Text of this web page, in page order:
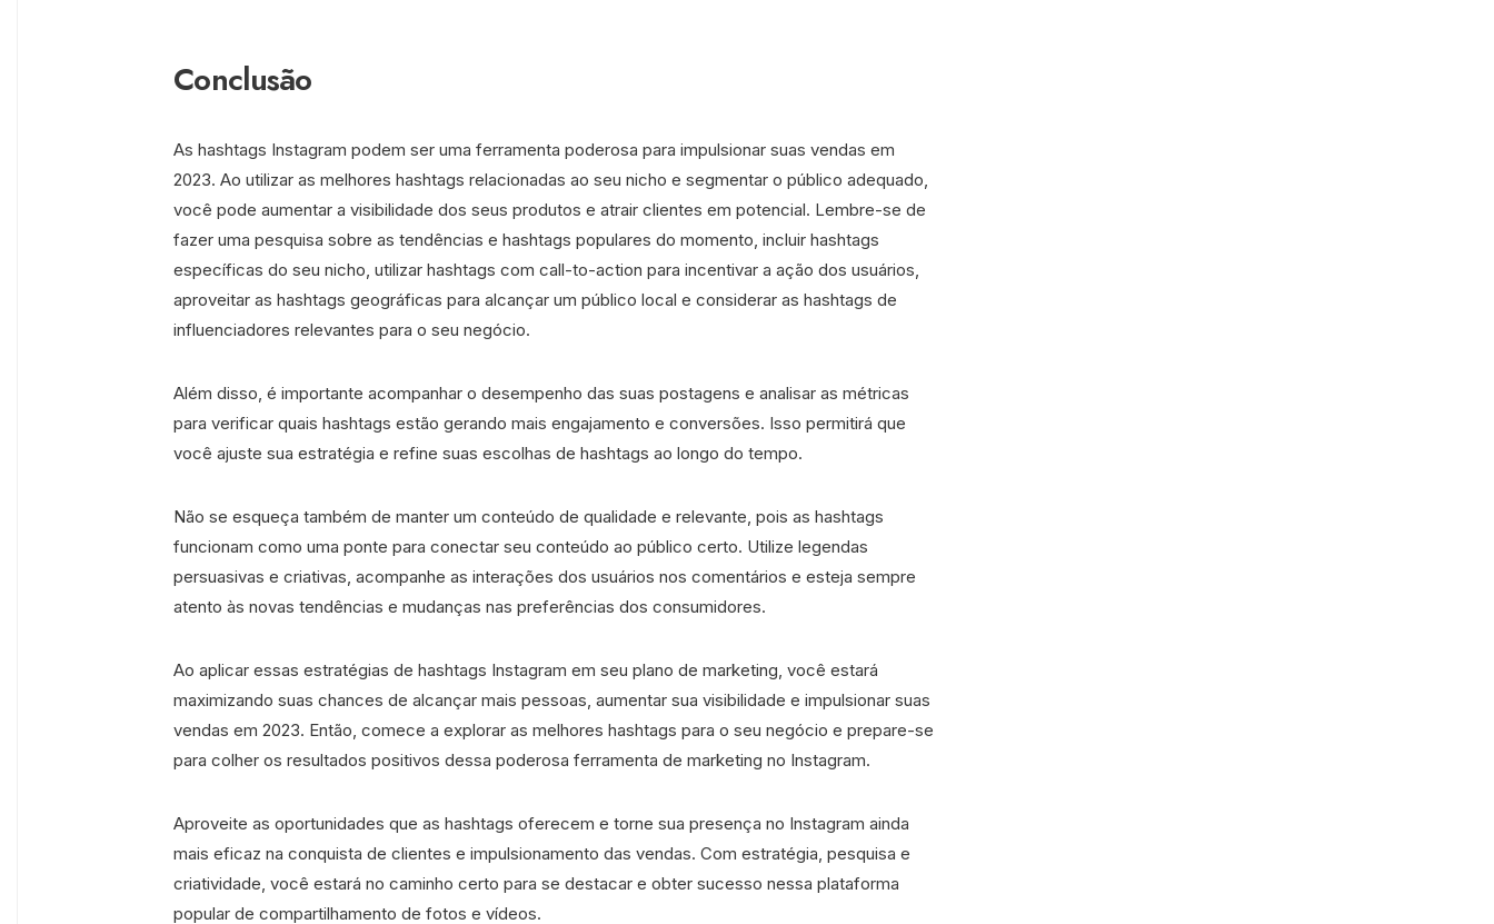
Conclusão
As hashtags Instagram podem ser uma ferramenta poderosa para impulsionar suas vendas em
2023. Ao utilizar as melhores hashtags relacionadas ao seu nicho e segmentar o público adequado,
você pode aumentar a visibilidade dos seus produtos e atrair clientes em potencial. Lembre-se de
fazer uma pesquisa sobre as tendências e hashtags populares do momento, incluir hashtags
específicas do seu nicho, utilizar hashtags com call-to-action para incentivar a ação dos usuários,
aproveitar as hashtags geográficas para alcançar um público local e considerar as hashtags de
influenciadores relevantes para o seu negócio.
Além disso, é importante acompanhar o desempenho das suas postagens e analisar as métricas
para verificar quais hashtags estão gerando mais engajamento e conversões. Isso permitirá que
você ajuste sua estratégia e refine suas escolhas de hashtags ao longo do tempo.
Não se esqueça também de manter um conteúdo de qualidade e relevante, pois as hashtags
funcionam como uma ponte para conectar seu conteúdo ao público certo. Utilize legendas
persuasivas e criativas, acompanhe as interações dos usuários nos comentários e esteja sempre
atento às novas tendências e mudanças nas preferências dos consumidores.
Ao aplicar essas estratégias de hashtags Instagram em seu plano de marketing, você estará
maximizando suas chances de alcançar mais pessoas, aumentar sua visibilidade e impulsionar suas
vendas em 2023. Então, comece a explorar as melhores hashtags para o seu negócio e prepare-se
para colher os resultados positivos dessa poderosa ferramenta de marketing no Instagram.
Aproveite as oportunidades que as hashtags oferecem e torne sua presença no Instagram ainda
mais eficaz na conquista de clientes e impulsionamento das vendas. Com estratégia, pesquisa e
criatividade, você estará no caminho certo para se destacar e obter sucesso nessa plataforma
popular de compartilhamento de fotos e vídeos.